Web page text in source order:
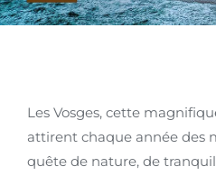
Les Vosges, cette
attirent chaque année des
quête de nature, de